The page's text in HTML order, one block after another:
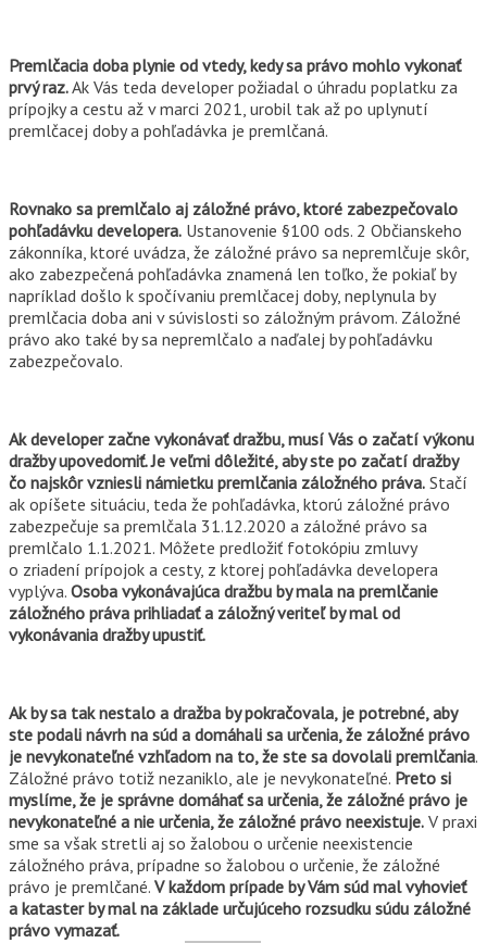
Premlčacia doba plynie od vtedy, kedy sa právo mohlo vykonať
prvý raz.Ak Vás teda developer požiadal o úhradu poplatku za
prípojky a cestu až v marci 2021, urobil tak až po uplynutí
premlčacej doby a pohľadávka je premlčaná.
Rovnako sa premlčalo aj záložné právo, ktoré zabezpečovalo
pohľadávku developera. Ustanovenie §100 ods. 2 Občianskeho
zákonníka, ktoré uvádza, že záložné právo sa nepremlčuje skôr,
ako zabezpečená pohľadávka znamená len toľko, že pokiaľ by
napríklad došlo k spočívaniu premlčacej doby, neplynula by
premlčacia doba ani v súvislosti so záložným právom. Záložné
právo ako také by sa nepremlčalo a naďalej by pohľadávku
zabezpečovalo.
Ak developer začne vykonávať dražbu, musí Vás o začatí výkonu
dražby upovedomiť. Je veľmi dôležité, aby ste po začatí dražby
čo najskôr vzniesli námietku premlčania záložného práva. Stačí
ak opíšete situáciu, teda že pohľadávka, ktorú záložné právo
zabezpečuje sa premlčala 31.12.2020 a záložné právo sa
premlčalo 1.1.2021. Môžete predložiť fotokópiu zmluvy
o zriadení prípojok a cesty, z ktorej pohľadávka developera
vyplýva. Osoba vykonávajúca dražbu by mala na premlčanie
záložného práva prihliadať a záložný veriteľ by mal od
vykonávania dražby upustiť.
Ak by sa tak nestalo a dražba by pokračovala, je potrebné, aby
ste podali návrh na súd a domáhali sa určenia, že záložné právo
je nevykonateľné vzhľadom na to, že ste sa dovolali premlčania.
Záložné právo totiž nezaniklo, ale je nevykonateľné. Preto si
myslíme, že je správne domáhať sa určenia, že záložné právo je
nevykonateľné a nie určenia, že záložné právo neexistuje. V praxi
sme sa však stretli aj so žalobou o určenie neexistencie
záložného práva, prípadne so žalobou o určenie, že záložné
právo je premlčané. V každom prípade by Vám súd mal vyhovieť
a kataster by mal na základe určujúceho rozsudku súdu záložné
právo vymazať.